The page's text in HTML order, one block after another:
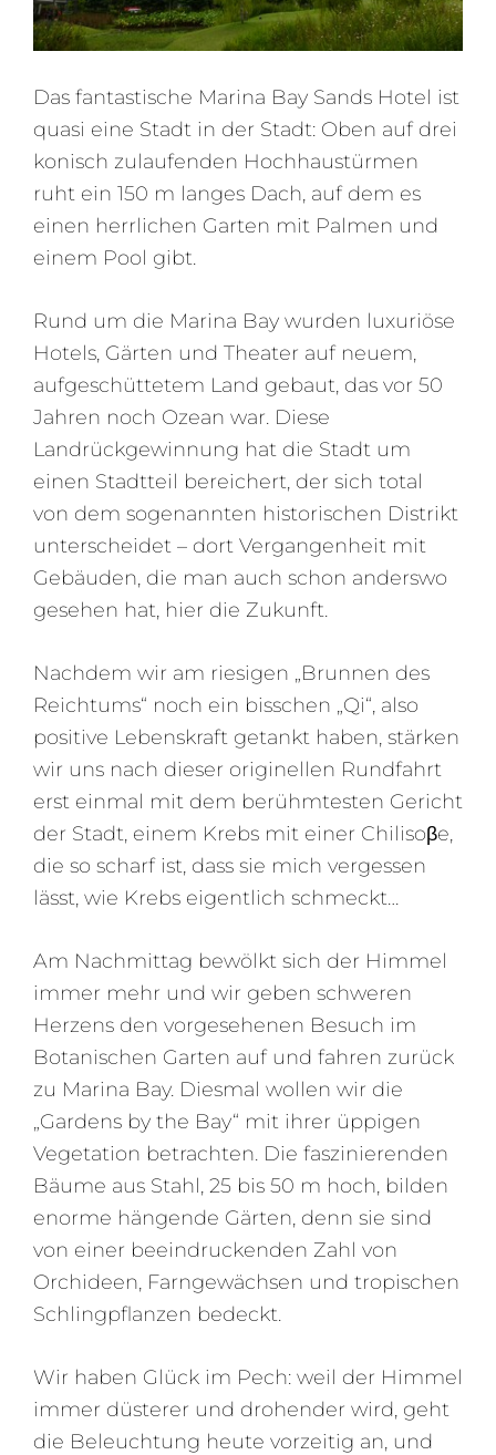
Das fantastische Marina Bay Sands Hotel ist
quasi eine Stadt in der Stadt: Oben auf drei
konisch zulaufenden Hochhaustürmen
ruht ein 150 m langes Dach, auf dem es
einen herrlichen Garten mit Palmen und
einem Pool gibt.
Rund um die Marina Bay wurden luxuriöse
Hotels, Gärten und Theater auf neuem,
aufgeschüttetem Land gebaut, das vor 50
Jahren noch Ozean war. Diese
Landrückgewinnung hat die Stadt um
einen Stadtteil bereichert, der sich total
von dem sogenannten historischen Distrikt
unterscheidet – dort Vergangenheit mit
Gebäuden, die man auch schon anderswo
gesehen hat, hier die Zukunft.
Nachdem wir am riesigen „Brunnen des
Reichtums“ noch ein bisschen „Qi“, also
positive Lebenskraft getankt haben, stärken
wir uns nach dieser originellen Rundfahrt
erst einmal mit dem berühmtesten Gericht
der Stadt, einem Krebs mit einer Chilisoβe,
die so scharf ist, dass sie mich vergessen
lässt, wie Krebs eigentlich schmeckt…
Am Nachmittag bewölkt sich der Himmel
immer mehr und wir geben schweren
Herzens den vorgesehenen Besuch im
Botanischen Garten auf und fahren zurück
zu Marina Bay. Diesmal wollen wir die
„Gardens by the Bay“ mit ihrer üppigen
Vegetation betrachten. Die faszinierenden
Bäume aus Stahl, 25 bis 50 m hoch, bilden
enorme hängende Gärten, denn sie sind
von einer beeindruckenden Zahl von
Orchideen, Farngewächsen und tropischen
Schlingpflanzen bedeckt.
Wir haben Glück im Pech: weil der Himmel
immer düsterer und drohender wird, geht
die Beleuchtung heute vorzeitig an, und